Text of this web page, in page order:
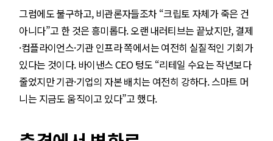
그럼에도 불구하고, 비관론자들조차 “크립토 자체가 죽은 건
아니다”고 한 것은 흥미롭다. 오랜 내러티브는 끝났지만, 결제
·컴플라이언스·기관 인프라 쪽에서는 여전히 실질적인 기회가
있다는 것이다. 바이낸스 CEO 텅도 “리테일 수요는 작년보다
줄었지만 기관·기업의 자본 배치는 여전히 강하다. 스마트 머
니는 지금도 움직이고 있다”고 했다.